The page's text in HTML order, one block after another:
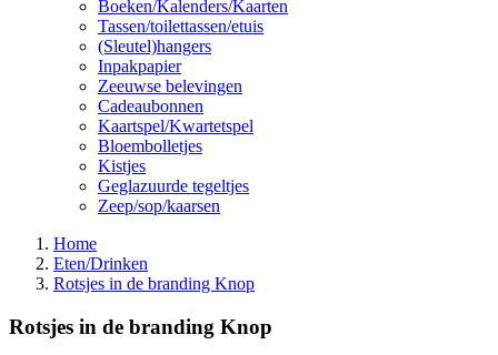
Boeken/Kalenders/Kaarten
Tassen/toilettassen/etuis
(Sleutel)hangers
Inpakpapier
Zeeuwse belevingen
Cadeaubonnen
Kaartspel/Kwartetspel
Bloembolletjes
Kistjes
Geglazuurde tegeltjes
Zeep/sop/kaarsen
Home
Eten/Drinken
Rotsjes in de branding Knop
Rotsjes in de branding Knop